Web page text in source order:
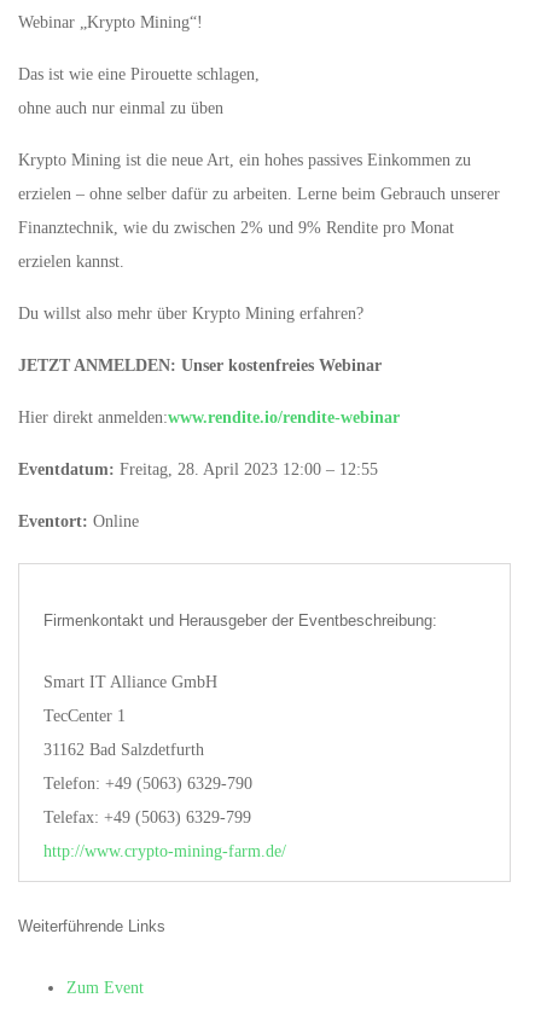
Webinar „Krypto Mining“!
Das ist wie eine Pirouette schlagen,
ohne auch nur einmal zu üben
Krypto Mining ist die neue Art, ein hohes passives Einkommen zu
erzielen – ohne selber dafür zu arbeiten. Lerne beim Gebrauch unserer
Finanztechnik, wie du zwischen 2% und 9% Rendite pro Monat
erzielen kannst.
Du willst also mehr über Krypto Mining erfahren?
JETZT ANMELDEN: Unser kostenfreies Webinar
Hier direkt anmelden:www.rendite.io/rendite-webinar
Eventdatum: Freitag, 28. April 2023 12:00 – 12:55
Eventort: Online
Firmenkontakt und Herausgeber der Eventbeschreibung:
Smart IT Alliance GmbH
TecCenter 1
31162 Bad Salzdetfurth
Telefon: +49 (5063) 6329-790
Telefax: +49 (5063) 6329-799
http://www.crypto-mining-farm.de/
Weiterführende Links
Zum Event